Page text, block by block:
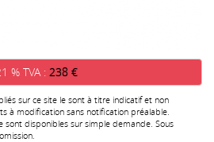
% TVA : 238 €
sur ce site le sont à titre indicatif et non
à modification sans notification préalable.
sont disponibles sur simple demande. Sous